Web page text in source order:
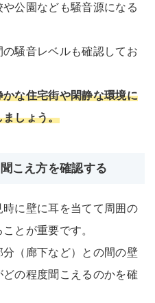
公園なども騒音源になる
騒音レベルも確認してお
な住宅街や閑静な環境に
ましょう。
こえ方を確認する
に壁に耳を当てて周囲の
とが重要です。
（廊下など）との間の壁
の程度聞こえるのかを確